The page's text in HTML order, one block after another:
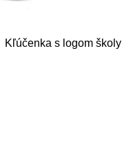
Kľúčenka s logom školy